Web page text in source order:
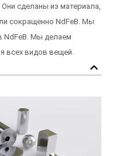
сделаны из материала,
сокращенно NdFeB. Мы
NdFeB. Мы делаем
всех видов вещей.